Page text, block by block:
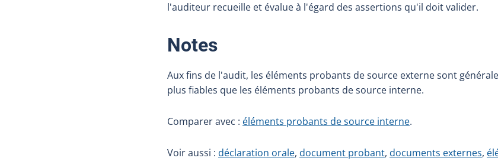
l'auditeur recueille et évalue à l'égard des assertions qu'il doit valider.
Notes:
Aux fins de l'audit, les éléments probants de source externe sont
plus fiables que les éléments probants de source interne.
Comparer avec : éléments probants de source interne.
Voir aussi : déclaration orale, document probant, documents externes,